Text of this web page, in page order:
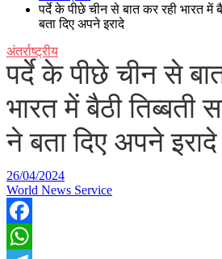
पर्दे के पीछे चीन से बात कर रही भारत में
बता दिए अपने इरादे
अंतर्राष्ट्रीय
पर्दे के पीछे चीन से
भारत में बैठी तिब्बती
ने बता दिए अपने इरादे
26/04/2024
World News Service
Facebook